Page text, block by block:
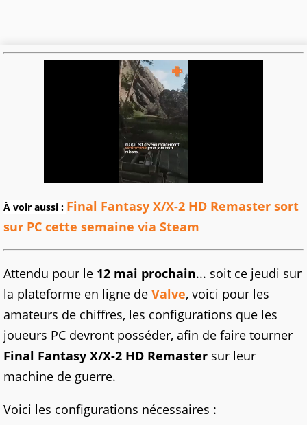
À voir aussi : Final Fantasy X/X-2 HD Remaster sort
sur PC cette semaine via Steam
Attendu pour le 12 mai prochain... soit ce jeudi sur
la plateforme en ligne de Valve, voici pour les
amateurs de chiffres, les configurations que les
joueurs PC devront posséder, afin de faire tourner
Final Fantasy X/X-2 HD Remaster sur leur
machine de guerre.
Voici les configurations nécessaires :